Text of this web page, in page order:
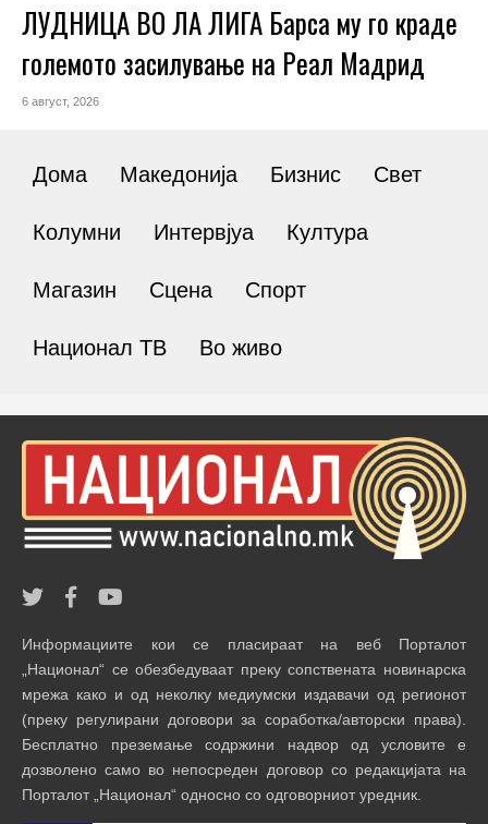
ЛУДНИЦА ВО ЛА ЛИГА Барса му го краде
големото засилување на Реал Мадрид
6 август, 2026
Дома Македонија Бизнис Свет
Колумни Интервјуа Култура
Магазин Сцена Спорт
Национал ТВ Во живо
Информациите кои се пласираат на веб Порталот
„Национал“ се обезбедуваат преку сопствената новинарска
мрежа како и од неколку медиумски издавачи од регионот
(преку регулирани договори за соработка/авторски права).
Бесплатно преземање содржини надвор од условите е
дозволено само во непосреден договор со редакцијата на
Порталот „Национал“ односно со одговорниот уредник.